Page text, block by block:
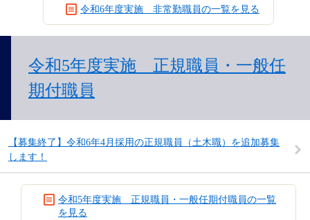
令和6年度実施 非常勤職員の一覧を見る
令和5年度実施 正規職員・一般任
期付職員
【募集終了】令和6年4月採用の正規職員（土木職）を追加募集
します！
令和5年度実施 正規職員・一般任期付職員の一覧
を見る